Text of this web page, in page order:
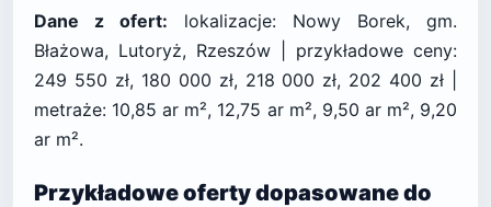
Dane z ofert: lokalizacje: Nowy Borek, gm.
Błażowa, Lutoryż, Rzeszów | przykładowe ceny:
249 550 zł, 180 000 zł, 218 000 zł, 202 400 zł |
metraże: 10,85 ar m², 12,75 ar m², 9,50 ar m², 9,20
ar m².
Przykładowe oferty dopasowane do